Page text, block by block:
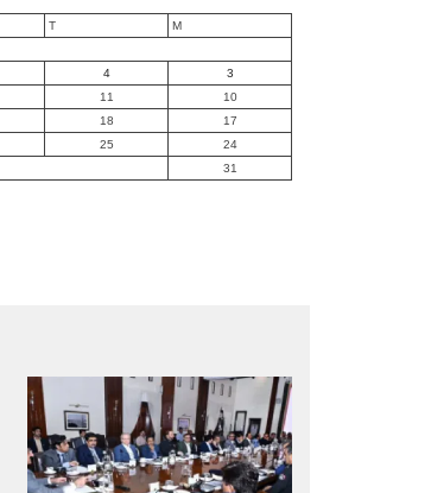
M
T
3
4
10
11
17
18
24
25
31